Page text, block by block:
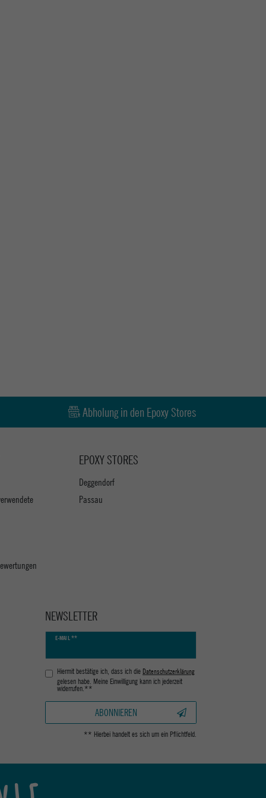
Abholung in den Epoxy Stores
EPOXY STORES
Deggendorf
Passau
NEWSLETTER
E-MAIL **
Newsletter
Hiermit bestätige ich, dass ich die Daten­schutz­erklärung
gelesen habe. Meine Einwilligung kann ich jederzeit
widerrufen.**
ABONNIEREN
** Hierbei handelt es sich um ein Pflichtfeld.